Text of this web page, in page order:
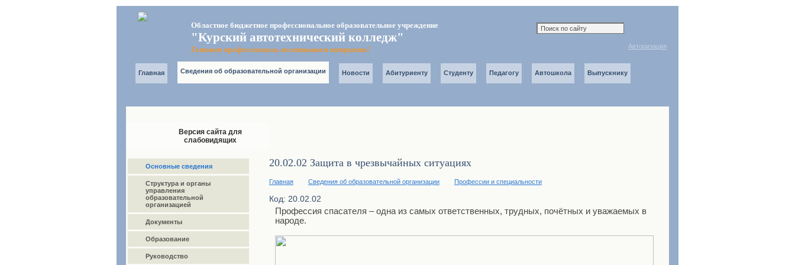
Областное бюджетное профессиональное образовательное учреждение
"Курский автотехнический колледж"
Готовим профессионала, воспитываем патриота! Авторизация
Главная Сведения об образовательной организации Новости Абитуриенту Студенту Педагогу Автошкола Выпускнику
Версия сайта для
слабовидящих
Основные сведения
Структура и органы
управления
образовательной
организацией
Документы
Образование
Руководство
20.02.02 Защита в чрезвычайных ситуациях
Главная Сведения об образовательной организации Профессии и специальности
Код: 20.02.02
Профессия спасателя – одна из самых ответственных, трудных, почётных и уважаемых в
народе.